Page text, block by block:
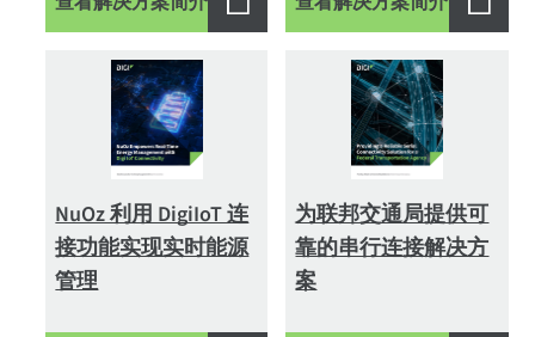
NuOz 利用 DigiIoT 连
接功能实现实时能源
管理
为联邦交通局提供可
靠的串行连接解决方
案